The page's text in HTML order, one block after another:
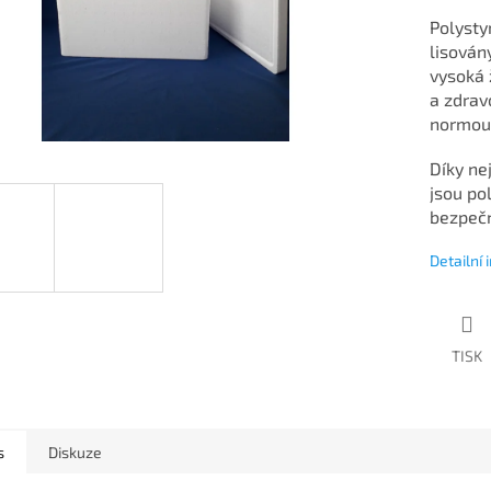
vysoká
a
normou
Díky
jsou
Detailní
TISK
Diskuze